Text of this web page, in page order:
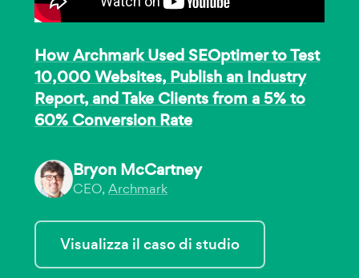
How Archmark Used SEOptimer to Test
10,000 Websites, Publish an Industry
Report, and Take Clients from a 5% to
60% Conversion Rate
Bryon McCartney
CEO,Archmark
Visualizza il caso di studio